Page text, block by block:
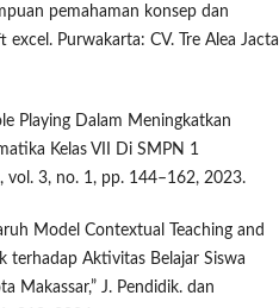
pemahaman konsep dan
Purwakarta: CV. Tre Alea Jacta
Playing Dalam Meningkatkan
Kelas VII Di SMPN 1
vol. 3, no. 1, pp. 144–162, 2023.
Model Contextual Teaching and
terhadap Aktivitas Belajar Siswa
Makassar,” J. Pendidik. dan